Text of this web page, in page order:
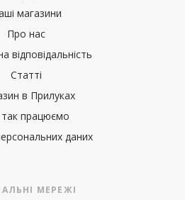
магазини
Про нас
відповідальність
Статті
в Прилуках
працюємо
даних
МЕРЕЖІ